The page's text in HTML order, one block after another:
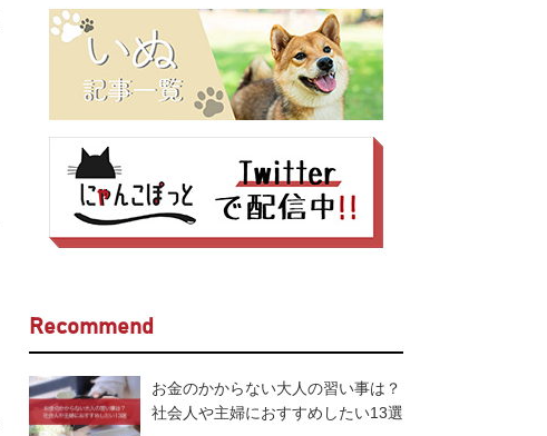
Recommend
お金のかからない大人の習い事は？
社会人や主婦におすすめしたい13選